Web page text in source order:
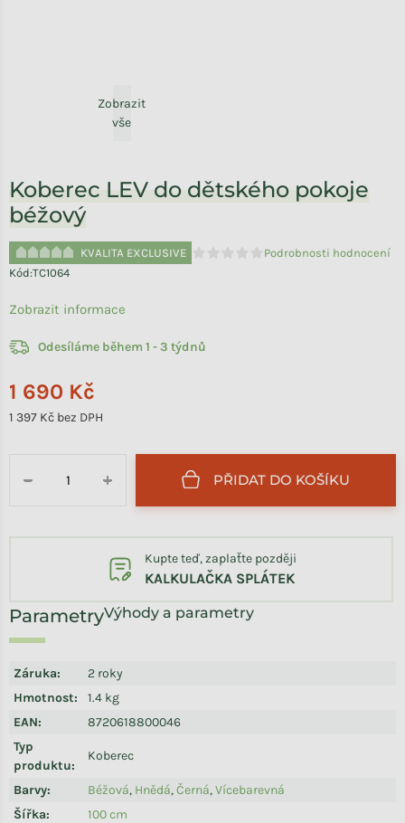
Zobrazit
vše
Koberec LEV do dětského pokoje
béžový
KVALITA EXCLUSIVE
Průměrné hodnocení produktu
Podrobnosti hodnocení
Kód:TC1064
1 690 Kč
1 397 Kč bez DPH
Odesíláme během 1 - 3 týdnů
+
− PŘIDAT DO KOŠÍKU
Výhody a parametry
Záruka:
2 roky
Hmotnost:
1.4 kg
EAN:
8720618800046
Typ
produktu:
Koberec
Barvy: Béžová, Hnědá,Černá,Vícebarevná
Šířka:
100 cm
Kupte teď, zaplaťte později
KALKULAČKA SPLÁTEK
Zobrazit informace